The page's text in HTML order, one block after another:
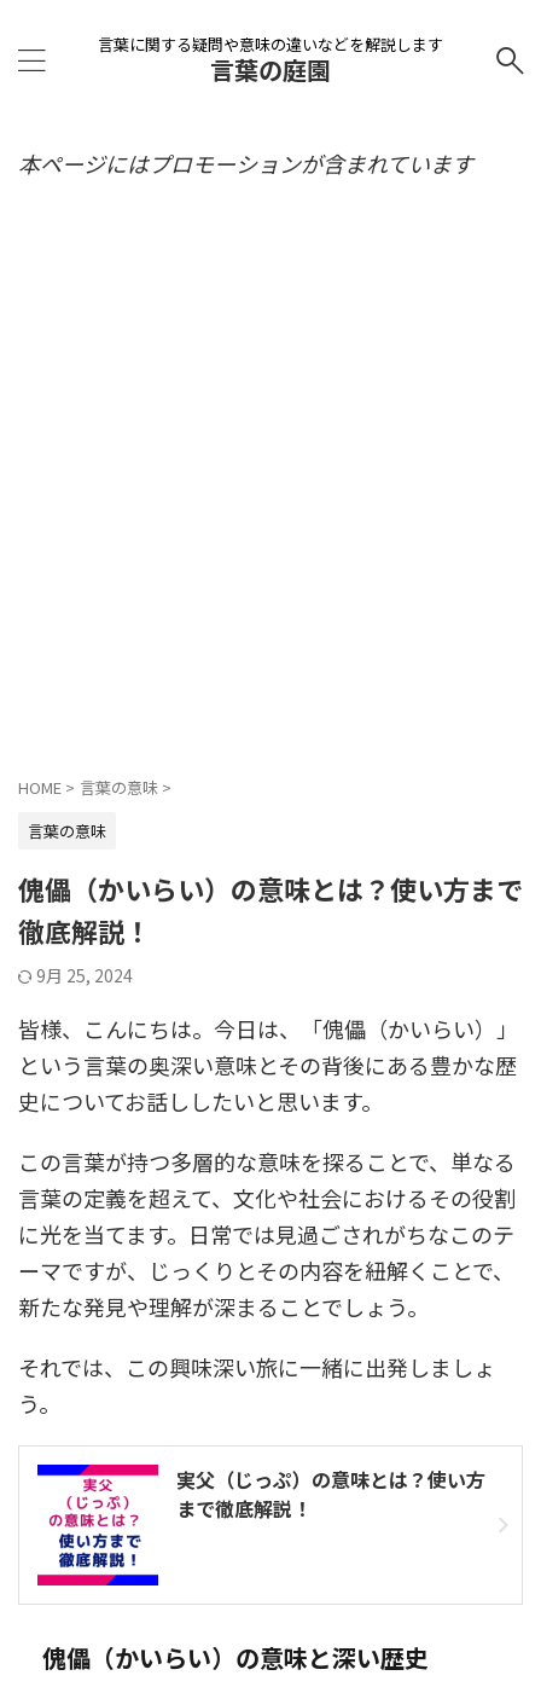
言葉に関する疑問や意味の違いなどを解説します
言葉の庭園
本ページにはプロモーションが含まれています
HOME > 言葉の意味 >
言葉の意味
傀儡（かいらい）の意味とは？使い方まで
徹底解説！
9月 25, 2024
皆様、こんにちは。今日は、「傀儡（かいらい）」
という言葉の奥深い意味とその背後にある豊かな歴
史についてお話ししたいと思います。
この言葉が持つ多層的な意味を探ることで、単なる
言葉の定義を超えて、文化や社会におけるその役割
に光を当てます。日常では見過ごされがちなこのテ
ーマですが、じっくりとその内容を紐解くことで、
新たな発見や理解が深まることでしょう。
それでは、この興味深い旅に一緒に出発しましょ
う。
実父（じっぷ）の意味とは？使い方
まで徹底解説！
傀儡（かいらい）の意味と深い歴史